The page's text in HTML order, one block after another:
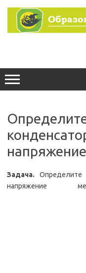
содержимому
напряжение
Задача. Определите
напряжение